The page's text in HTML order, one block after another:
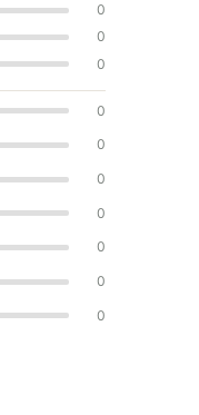
0
0
0
0
0
0
0
0
0
0